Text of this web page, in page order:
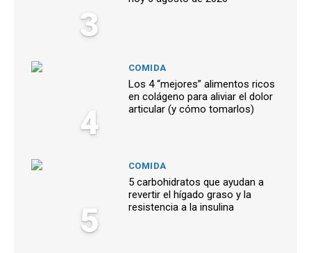
3
4
COMIDA
Los 4 “mejores” alimentos ricos
en colágeno para aliviar el dolor
articular (y cómo tomarlos)
5
COMIDA
5 carbohidratos que ayudan a
revertir el hígado graso y la
resistencia a la insulina